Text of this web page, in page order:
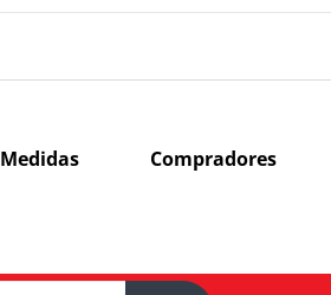
Medidas Compradores